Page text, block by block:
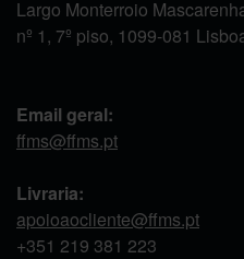
Largo Monterroio
nº 1, 7º piso, 1099-081
Email geral:
ffms@ffms.pt
Livraria:
apoioaocliente@ffms.pt
+351 219 381 223